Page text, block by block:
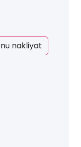
nakliyat